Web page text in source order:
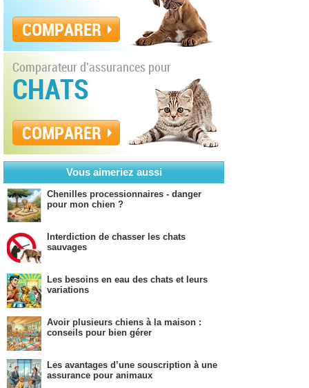
COMPARER
Comparateur d'assurances pour
CHATS
COMPARER
Vous aimeriez aussi
Chenilles processionnaires - danger
pour mon chien ?
Interdiction de chasser les chats
sauvages
Les besoins en eau des chats et leurs
variations
Avoir plusieurs chiens à la maison :
conseils pour bien gérer
Les avantages d’une souscription à une
assurance pour animaux